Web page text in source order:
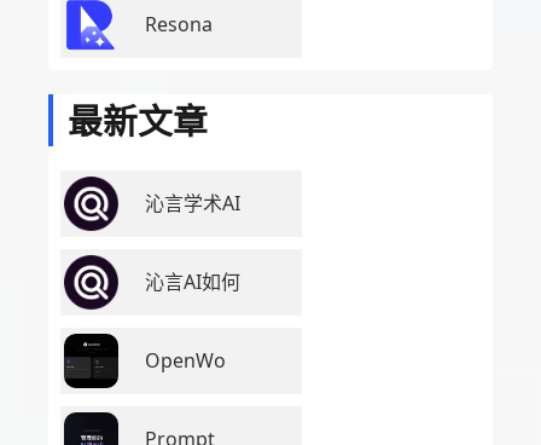
Resona
最新文章
沁言学术AI
沁言AI如何
OpenWo
Prompt